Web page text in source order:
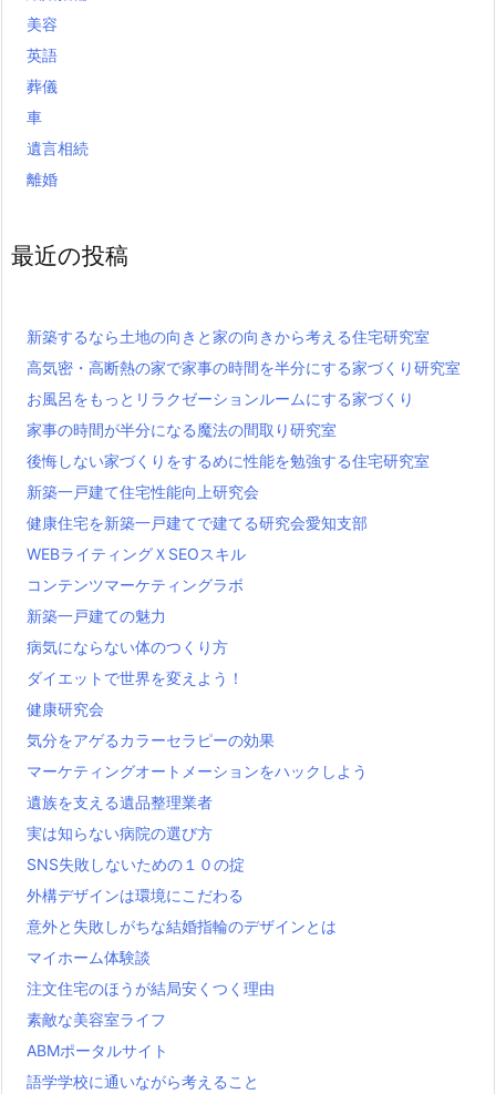
美容
英語
葬儀
車
遺言相続
離婚
最近の投稿
新築するなら土地の向きと家の向きから考える住宅研究室
高気密・高断熱の家で家事の時間を半分にする家づくり研究室
お風呂をもっとリラクゼーションルームにする家づくり
家事の時間が半分になる魔法の間取り研究室
後悔しない家づくりをするめに性能を勉強する住宅研究室
新築一戸建て住宅性能向上研究会
健康住宅を新築一戸建てで建てる研究会愛知支部
WEBライティングＸSEOスキル
コンテンツマーケティングラボ
新築一戸建ての魅力
病気にならない体のつくり方
ダイエットで世界を変えよう！
健康研究会
気分をアゲるカラーセラピーの効果
マーケティングオートメーションをハックしよう
遺族を支える遺品整理業者
実は知らない病院の選び方
SNS失敗しないための１０の掟
外構デザインは環境にこだわる
意外と失敗しがちな結婚指輪のデザインとは
マイホーム体験談
注文住宅のほうが結局安くつく理由
素敵な美容室ライフ
ABMポータルサイト
語学学校に通いながら考えること